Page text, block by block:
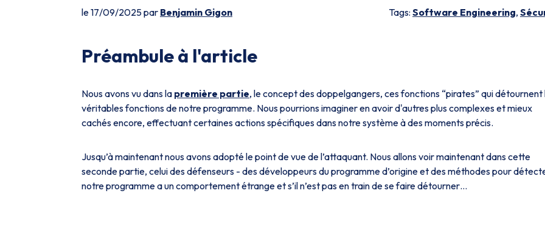
le 17/09/2025 par Benjamin Gigon Tags: Software Engineering,
Préambule à l'article
Nous avons vu dans la première partie, le concept des doppelgangers, ces fonctions “pirates” qui détournent
véritables fonctions de notre programme. Nous pourrions imaginer en avoir d'autres plus complexes et mieux
cachés encore, effectuant certaines actions spécifiques dans notre système à des moments précis.
Jusqu’à maintenant nous avons adopté le point de vue de l’attaquant. Nous allons voir maintenant dans cette
seconde partie, celui des défenseurs - des développeurs du programme d’origine et des méthodes pour
notre programme a un comportement étrange et s’il n’est pas en train de se faire détourner…